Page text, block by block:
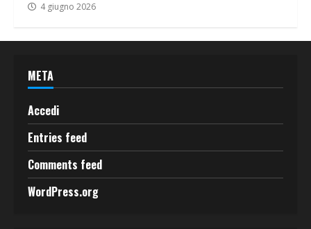
4 giugno 2026
META
Accedi
Entries feed
Comments feed
WordPress.org